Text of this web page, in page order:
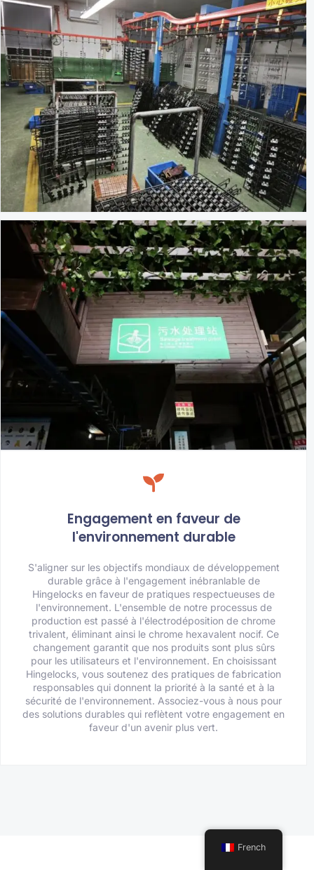
Engagement en faveur de
l'environnement durable
S'aligner sur les objectifs mondiaux de développement
durable grâce à l'engagement inébranlable de
Hingelocks en faveur de pratiques respectueuses de
l'environnement. L'ensemble de notre processus de
production est passé à l'électrodéposition de chrome
trivalent, éliminant ainsi le chrome hexavalent nocif. Ce
changement garantit que nos produits sont plus sûrs
pour les utilisateurs et l'environnement. En choisissant
Hingelocks, vous soutenez des pratiques de fabrication
responsables qui donnent la priorité à la santé et à la
sécurité de l'environnement. Associez-vous à nous pour
des solutions durables qui reflètent votre engagement en
faveur d'un avenir plus vert.
French